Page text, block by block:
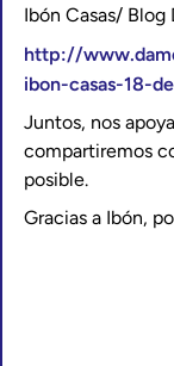
Ibón Casas/ Blog
http://
ibon-casas-18-
Juntos, nos
compartiremos
posible.
Gracias a Ibón,